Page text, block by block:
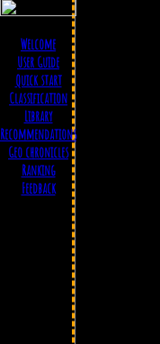
Welcome
User Guide
Quick start
Classification
Library
Recommendations
Geo chronicles
Ranking
Feedback